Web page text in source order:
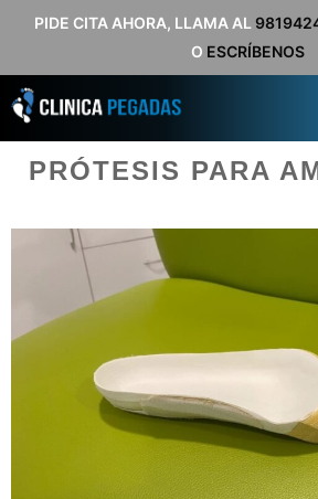
Saltar
contenido
PIDE CITA AHORA, LLAMA AL
O ESCRÍBENOS
PRÓTESIS PARA